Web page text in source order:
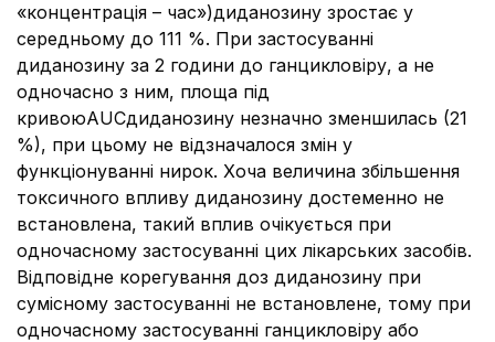
«концентрація – час»)диданозину зростає у
середньому до 111 %. При застосуванні
диданозину за 2 години до ганцикловіру, а не
одночасно з ним, площа під
кривоюAUCдиданозину незначно зменшилась (21
%), при цьому не відзначалося змін у
функціонуванні нирок. Хоча величина збільшення
токсичного впливу диданозину достеменно не
встановлена, такий вплив очікується при
одночасному застосуванні цих лікарських засобів.
Відповідне корегування доз диданозину при
сумісному застосуванні не встановлене, тому при
одночасному застосуванні ганцикловіру або